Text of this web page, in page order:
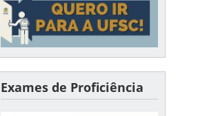
Exames de Proficiência